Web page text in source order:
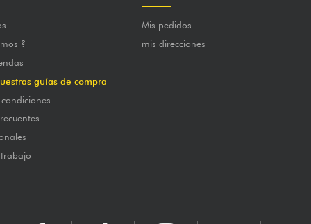
?
guías de compra
Mis pedidos
mis direcciones